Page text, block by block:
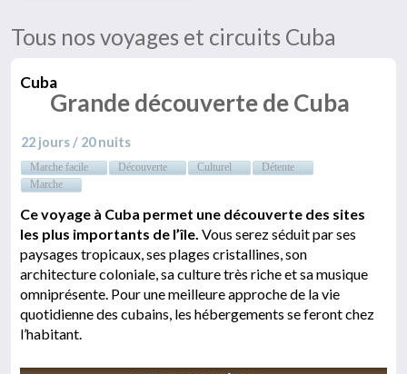
Tous nos voyages et circuits Cuba
Cuba
Grande découverte de Cuba
22 jours / 20 nuits
Marche facile Découverte Culturel
Détente
Marche
Ce voyage à Cuba permet une découverte des sites
les plus importants de l’île. Vous serez séduit par ses
paysages tropicaux, ses plages cristallines, son
architecture coloniale, sa culture très riche et sa musique
omniprésente. Pour une meilleure approche de la vie
quotidienne des cubains, les hébergements se feront chez
l’habitant.